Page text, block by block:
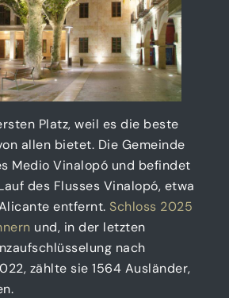
Platz, weil es die beste
allen bietet. Die Gemeinde
Medio Vinalopó und befindet
des Flusses Vinalopó, etwa
entfernt. Schloss 2025
und, in der letzten
nach
zählte sie 1564 Ausländer,